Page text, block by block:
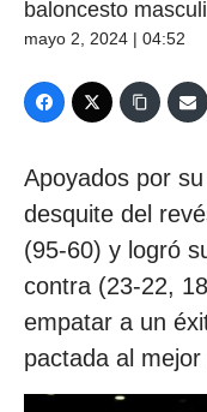
baloncesto
mayo 2, 2024 | 04:52
Apoyados por
desquite del
(95-60) y logró
contra (23-22,
empatar a un
pactada al